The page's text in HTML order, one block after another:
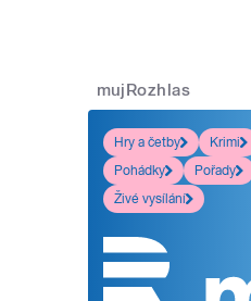
mujRozhlas
Hry a četby
Krimi
Pohádky
Pořady
Živé vysílání